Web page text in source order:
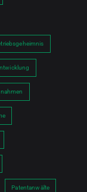
Patentanwälte